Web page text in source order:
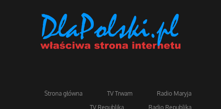
Strona główna TV Trwam
Radio Maryja
TV Republika
Radio Republika